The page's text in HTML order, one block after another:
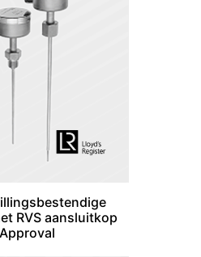
RVS aansluitkop